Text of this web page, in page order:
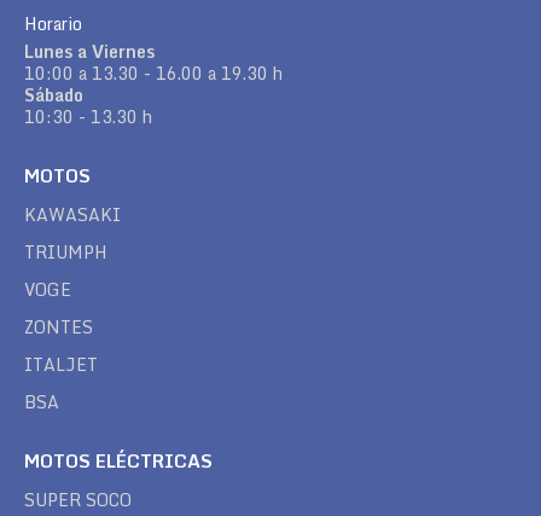
Horario
Lunes a Viernes
10:00 a 13.30 - 16.00 a 19.30 h
Sábado
10:30 - 13.30 h
MOTOS
KAWASAKI
TRIUMPH
VOGE
ZONTES
ITALJET
BSA
MOTOS ELÉCTRICAS
SUPER SOCO